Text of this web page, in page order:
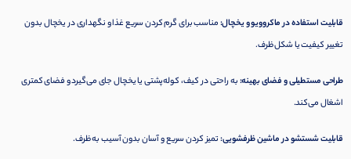
قابلیت استفاده در ماکروویو و یخچال:مناسب برای گرم کردن سریع غذا و نگهداری در یخچال بدون
تغییر کیفیت یا شکل ظرف.
طراحی مستطیلی و فضای بهینه:به راحتی در کیف، کوله‌پشتی یا یخچال جای می‌گیرد و فضای کمتری
اشغال می‌کند.
قابلیت شستشو در ماشین ظرفشویی:تمیز کردن سریع و آسان بدون آسیب به ظرف.